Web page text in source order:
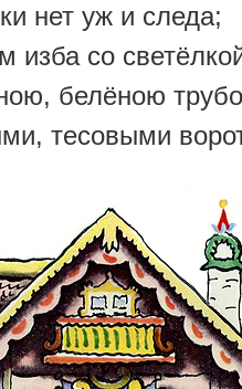
нет уж и следа;
изба со
белёною
тесовыми